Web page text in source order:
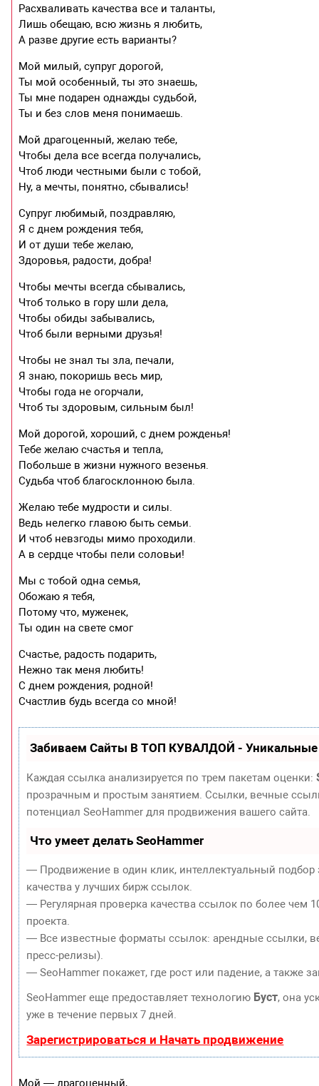
Расхваливать качества все и таланты,
Лишь обещаю, всю жизнь я любить,
А разве другие есть варианты?
Мой милый, супруг дорогой,
Ты мой особенный, ты это знаешь,
Ты мне подарен однажды судьбой,
Ты и без слов меня понимаешь.
Мой драгоценный, желаю тебе,
Чтобы дела все всегда получались,
Чтоб люди честными были с тобой,
Ну, а мечты, понятно, сбывались!
Супруг любимый, поздравляю,
Я с днем рождения тебя,
И от души тебе желаю,
Здоровья, радости, добра!
Чтобы мечты всегда сбывались,
Чтоб только в гору шли дела,
Чтобы обиды забывались,
Чтоб были верными друзья!
Чтобы не знал ты зла, печали,
Я знаю, покоришь весь мир,
Чтобы года не огорчали,
Чтоб ты здоровым, сильным был!
Мой дорогой, хороший, с днем рожденья!
Тебе желаю счастья и тепла,
Побольше в жизни нужного везенья.
Судьба чтоб благосклонною была.
Желаю тебе мудрости и силы.
Ведь нелегко главою быть семьи.
И чтоб невзгоды мимо проходили.
А в сердце чтобы пели соловьи!
Мы с тобой одна семья,
Обожаю я тебя,
Потому что, муженек,
Ты один на свете смог
Счастье, радость подарить,
Нежно так меня любить!
С днем рождения, родной!
Счастлив будь всегда со мной!
Забиваем Сайты В ТОП КУВАЛДОЙ - Уникальные
Каждая ссылка анализируется по трем пакетам оценки:
прозрачным и простым занятием. Ссылки, вечные
потенциал SeoHammer для продвижения вашего сайта.
Что умеет делать SeoHammer
— Продвижение в один клик, интеллектуальный
качества у лучших бирж ссылок.
— Регулярная проверка качества ссылок по более чем
проекта.
— Все известные форматы ссылок: арендные ссылки,
пресс-релизы).
— SeoHammer покажет, где рост или падение, а также
SeoHammer еще предоставляет технологию Буст, она
уже в течение первых 7 дней.
Зарегистрироваться и Начать продвижение
Мой — драгоценный,